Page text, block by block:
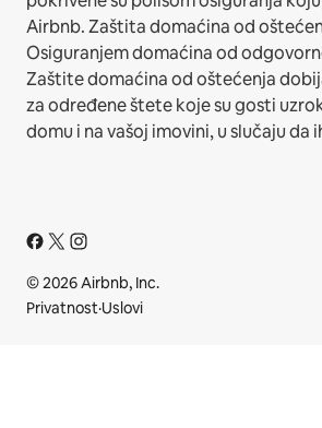
Airbnb. Zaštita domaćina od
Osiguranjem domaćina od
Zaštite domaćina od oštećenja
za određene štete koje su gosti
domu i na vašoj imovini, u slučaju da
© 2026 Airbnb, Inc.
Privatnost·Uslovi